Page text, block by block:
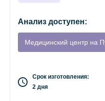
Анализ доступен:
Медицинский центр на
Срок изготовления:
2 дня